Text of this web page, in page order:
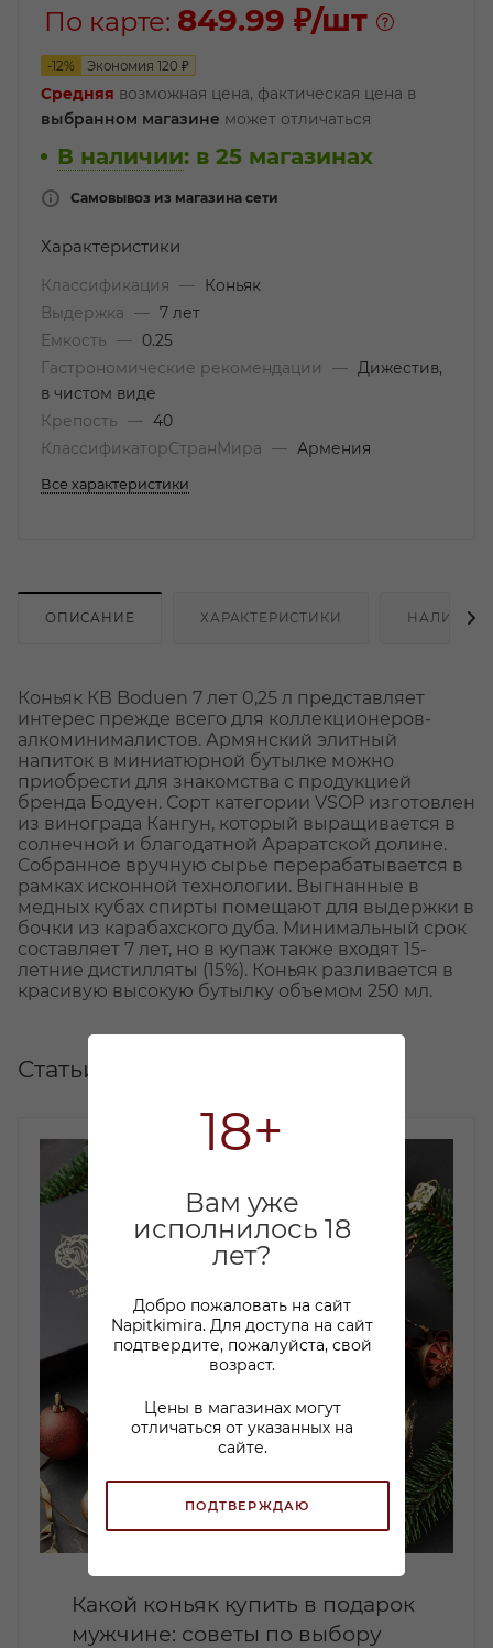
18+
Вам уже
исполнилось 18
лет?
Добро пожаловать на сайт
Napitkimira. Для доступа на сайт
подтвердите, пожалуйста, свой
возраст.
Цены в магазинах могут
отличаться от указанных на
сайте.
ПОДТВЕРЖДАЮ
По карте: 849.99 ₽/шт
-12% Экономия 120 ₽
Средняя возможная цена, фактическая цена в
выбранном магазине может отличаться
В наличии: в 25 магазинах
Самовывоз из магазина сети
Характеристики
Классификация —
Коньяк
Выдержка
— 7 лет
Емкость
—
0.25
Гастрономические рекомендации
—
Дижестив,
в чистом виде
Крепость
— 40
КлассификаторСтранМира
— Армения
Все характеристики
ОПИСАНИЕ ХАРАКТЕРИСТИКИ НАЛИЧИЕ
Коньяк КВ Boduen 7 лет 0,25 л представляет
интерес прежде всего для коллекционеров-
алкоминималистов. Армянский элитный
напиток в миниатюрной бутылке можно
приобрести для знакомства с продукцией
бренда Бодуен. Сорт категории VSOP изготовлен
из винограда Кангун, который выращивается в
солнечной и благодатной Араратской долине.
Собранное вручную сырье перерабатывается в
рамках исконной технологии. Выгнанные в
медных кубах спирты помещают для выдержки в
бочки из карабахского дуба. Минимальный срок
составляет 7 лет, но в купаж также входят 15-
летние дистилляты (15%). Коньяк разливается в
красивую высокую бутылку объемом 250 мл.
Статьи
Какой коньяк купить в подарок
мужчине: советы по выбору